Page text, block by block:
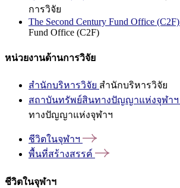
การวิจัย
The Second Century Fund Office (C2F)
Fund Office (C2F)
หน่วยงานด้านการวิจัย
สำนักบริหารวิจัย สำนักบริหารวิจัย
สถาบันทรัพย์สินทางปัญญาแห่งจุฬาฯ
ทางปัญญาแห่งจุฬาฯ
ชีวิตในจุฬาฯ
พื้นที่สร้างสรรค์
ชีวิตในจุฬาฯ